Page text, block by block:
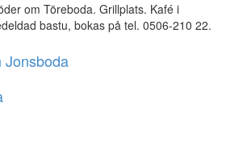
om Töreboda. Grillplats. Kafé i
bastu, bokas på tel. 0506-210 22.
Jonsboda